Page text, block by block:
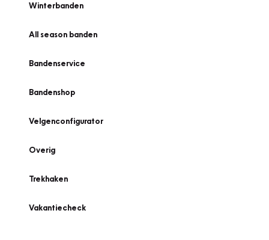
Winterbanden
All season banden
Bandenservice
Bandenshop
Velgenconfigurator
Overig
Trekhaken
Vakantiecheck